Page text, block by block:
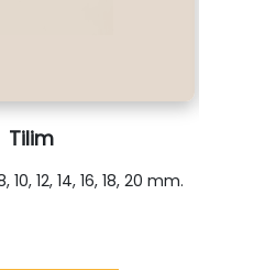
Tilim
10, 12, 14, 16, 18, 20 mm.